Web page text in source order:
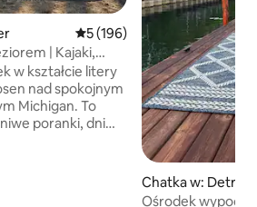
Średnia ocena: 5 na 5, liczba
5 (196)
| Kajaki,
w kształcie litery
nad spokojnym
Michigan. To
poranki, dni
Chatka w: Detroit
Ośrodek